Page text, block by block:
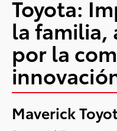
Toyota:
la familia,
por la
Maverick